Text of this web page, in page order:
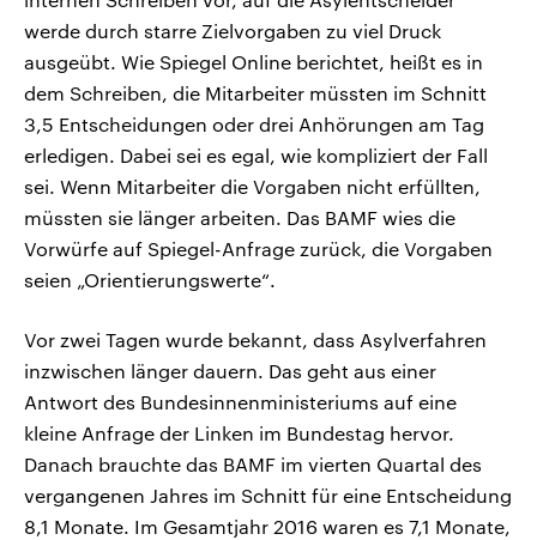
werde durch starre Zielvorgaben zu viel Druck
ausgeübt. Wie Spiegel Online berichtet, heißt es in
dem Schreiben, die Mitarbeiter müssten im Schnitt
3,5 Entscheidungen oder drei Anhörungen am Tag
erledigen. Dabei sei es egal, wie kompliziert der Fall
sei. Wenn Mitarbeiter die Vorgaben nicht erfüllten,
müssten sie länger arbeiten. Das BAMF wies die
Vorwürfe auf Spiegel-Anfrage zurück, die Vorgaben
seien „Orientierungswerte“.
Vor zwei Tagen wurde bekannt, dass Asylverfahren
inzwischen länger dauern. Das geht aus einer
Antwort des Bundesinnenministeriums auf eine
kleine Anfrage der Linken im Bundestag hervor.
Danach brauchte das BAMF im vierten Quartal des
vergangenen Jahres im Schnitt für eine Entscheidung
8,1 Monate. Im Gesamtjahr 2016 waren es 7,1 Monate,